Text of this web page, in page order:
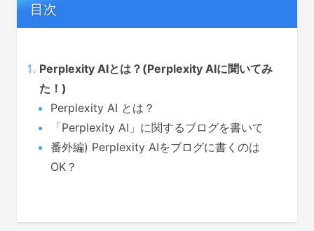
目次
Perplexity AIとは？(Perplexity AIに聞いてみ
た！)
Perplexity AI とは？
「Perplexity AI」に関するブログを書いて
番外編) Perplexity AIをブログに書くのは
OK？